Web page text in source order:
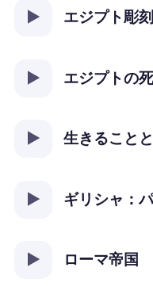
エジプト彫
エジプトの
生きること
ギリシャ：
ローマ帝国